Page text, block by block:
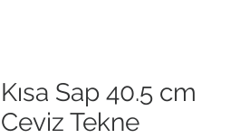
Kısa Sap 40.5 cm
Ceviz Tekne